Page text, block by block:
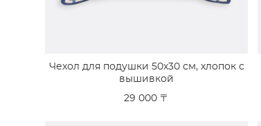
Чехол для подушки 50x30 см, хлопок с
вышивкой
29 000 〒